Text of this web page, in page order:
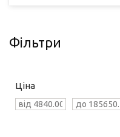
Фільтри
Ціна